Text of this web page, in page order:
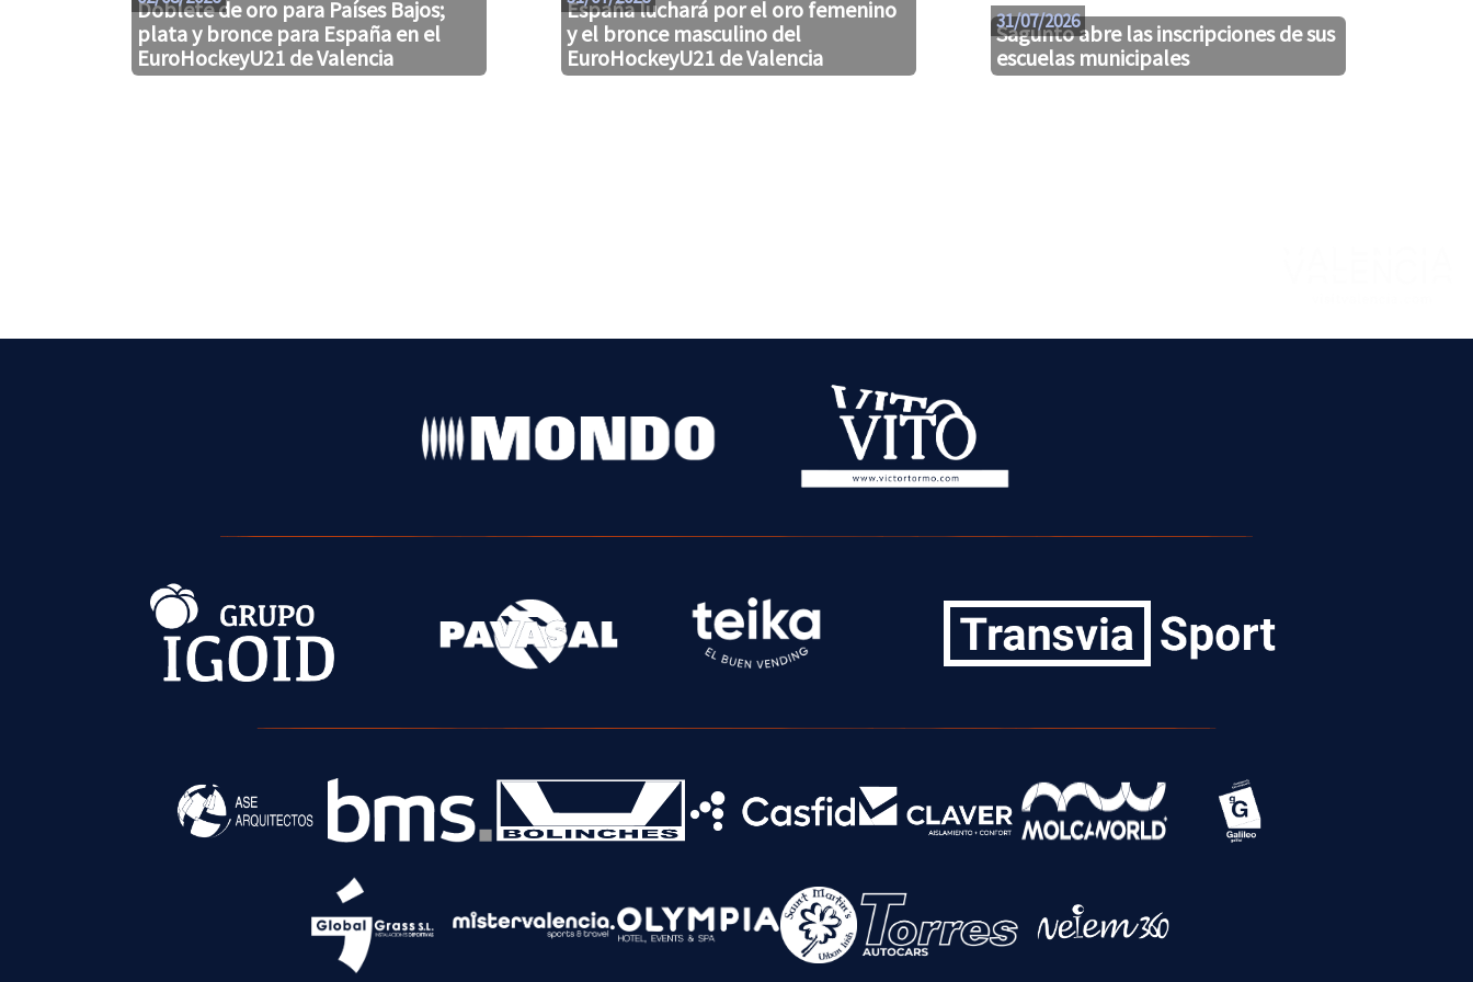
Doblete de oro para Países Bajos;
plata y bronce para España en el
EuroHockeyU21 de Valencia
España luchará por el oro femenino
y el bronce masculino del
EuroHockeyU21 de Valencia
Sagunto abre las inscripciones de sus
escuelas municipales
31/07/2026